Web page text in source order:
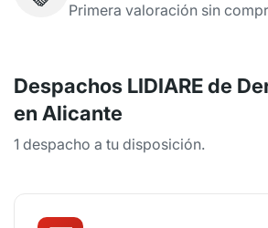
Primera valoración sin
Despachos LIDIARE de
en Alicante
1 despacho a tu disposición.